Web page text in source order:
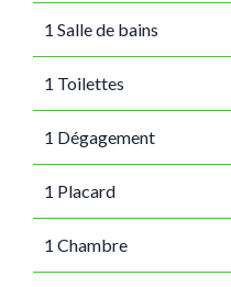
1 Salle de bains
1 Toilettes
1 Dégagement
1 Placard
1 Chambre